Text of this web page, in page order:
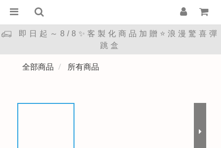
即日起～8/8✨客製化商品加贈⭐浪漫驚喜彈
跳盒
全部商品 所有商品